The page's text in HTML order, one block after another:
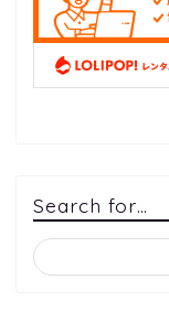
Search for…